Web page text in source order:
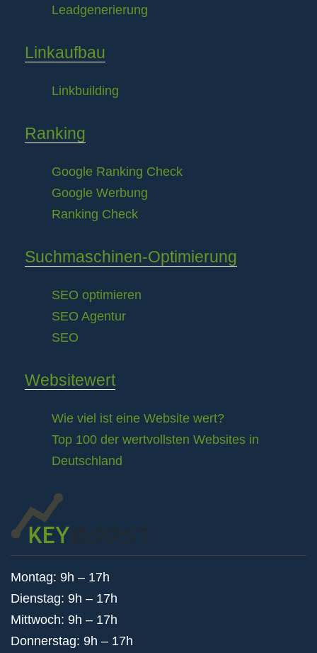
Leadgenerierung
Linkaufbau
Linkbuilding
Ranking
Google Ranking Check
Google Werbung
Ranking Check
Suchmaschinen-Optimierung
SEO optimieren
SEO Agentur
SEO
Websitewert
Wie viel ist eine Website wert?
Top 100 der wertvollsten Websites in
Deutschland
Montag: 9h – 17h
Dienstag: 9h – 17h
Mittwoch: 9h – 17h
Donnerstag: 9h – 17h